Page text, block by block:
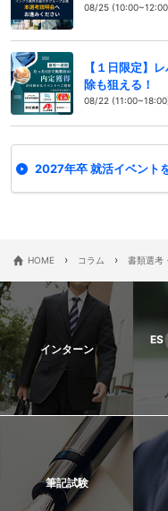
08/25
【１日限定】
除も狙える！
08/22
2027年卒 就活イベント
HOME › コラム › 書類選考
インターン
ES
筆記試験